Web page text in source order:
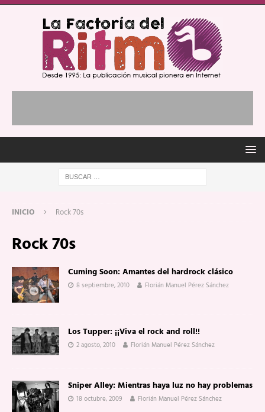
INICIO Rock 70s
Rock 70s
Cuming Soon: Amantes del hardrock clásico
8 septiembre, 2010 Florián Manuel Pérez Sánchez
Los Tupper: ¡¡Viva el rock and roll!!
2 agosto, 2010 Florián Manuel Pérez Sánchez
Sniper Alley: Mientras haya luz no hay problemas
18 octubre, 2009 Florián Manuel Pérez Sánchez